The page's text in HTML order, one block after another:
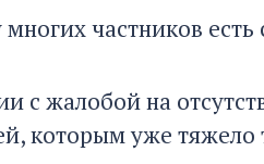
частников
с жалобой на
которым уже тяжело